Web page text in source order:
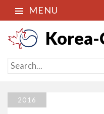
MENU
Korea-
SEARCH
FOR...
2016